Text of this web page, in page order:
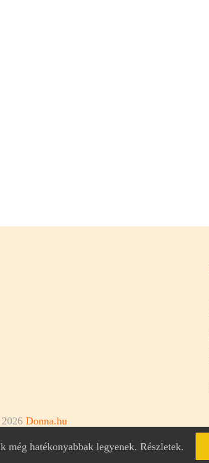
Donna.hu
még hatékonyabbak legyenek. Részletek.